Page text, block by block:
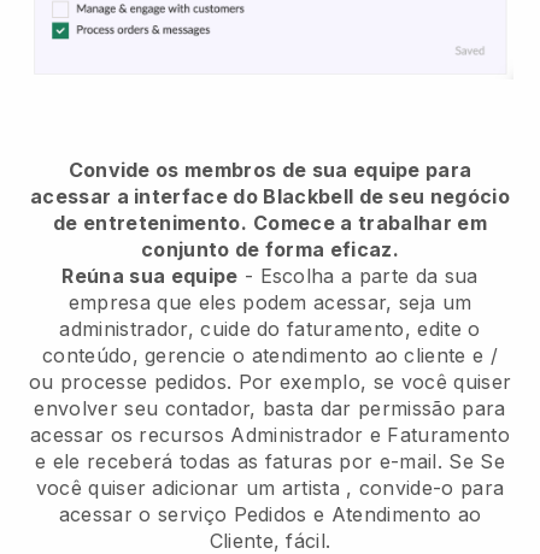
Convide os membros de sua equipe para
acessar a interface do Blackbell de seu negócio
de entretenimento. Comece a trabalhar em
conjunto de forma eficaz.
Reúna sua equipe - Escolha a parte da sua
empresa que eles podem acessar, seja um
administrador, cuide do faturamento, edite o
conteúdo, gerencie o atendimento ao cliente e /
ou processe pedidos. Por exemplo, se você quiser
envolver seu contador, basta dar permissão para
acessar os recursos Administrador e Faturamento
e ele receberá todas as faturas por e-mail. Se Se
você quiser adicionar um artista , convide-o para
acessar o serviço Pedidos e Atendimento ao
Cliente, fácil.